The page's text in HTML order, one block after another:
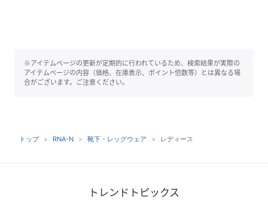
※アイテムページの更新が定期的に行われているため、検索結果が実際の
アイテムページの内容（価格、在庫表示、ポイント倍数等）とは異なる場
合がございます。ご注意ください。
トップ RNA-N 靴下・レッグウェア レディース
トレンドトピックス